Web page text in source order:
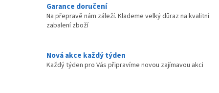
Garance doručení
Na přepravě nám záleží. Klademe velký důraz na kvalitní
zabalení zboží
Nová akce každý týden
Každý týden pro Vás připravíme novou zajímavou akci